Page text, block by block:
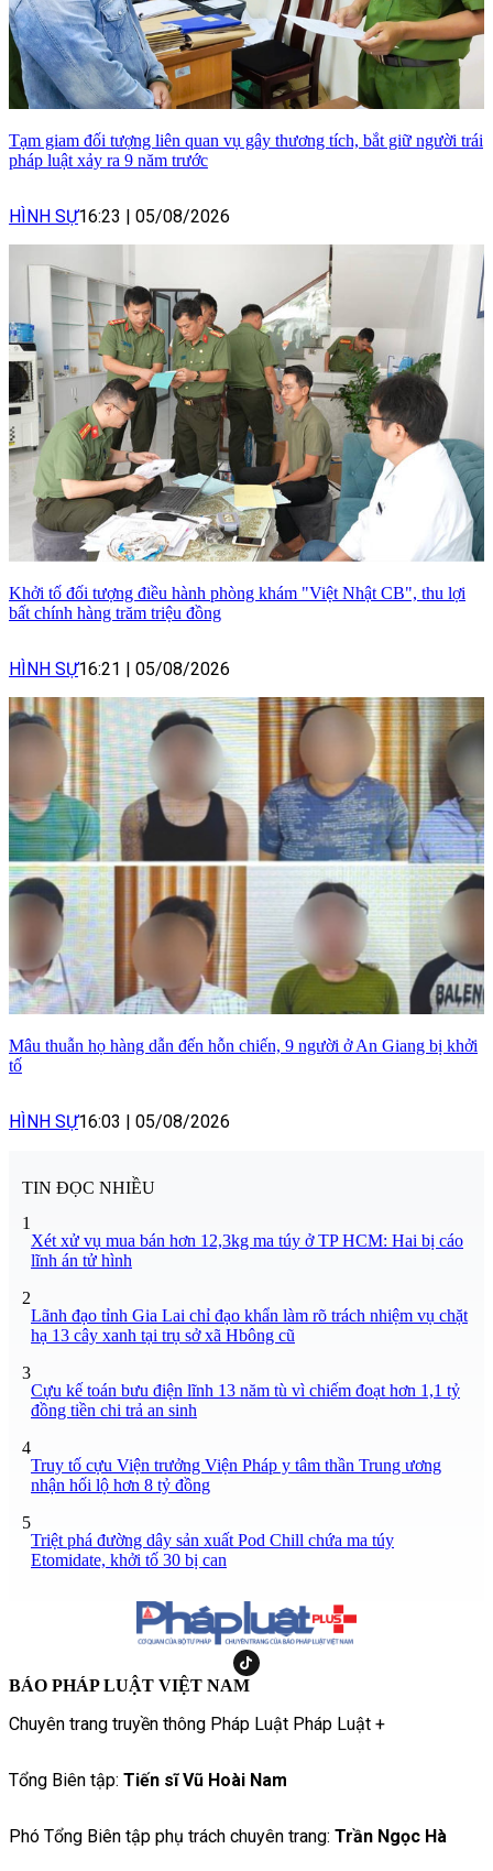
Tạm giam đối tượng liên quan vụ gây thương tích, bắt giữ người trái
pháp luật xảy ra 9 năm trước
HÌNH SỰ16:23 | 05/08/2026
Khởi tố đối tượng điều hành phòng khám "Việt Nhật CB", thu lợi
bất chính hàng trăm triệu đồng
HÌNH SỰ16:21 | 05/08/2026
Mâu thuẫn họ hàng dẫn đến hỗn chiến, 9 người ở An Giang bị khởi
tố
HÌNH SỰ16:03 | 05/08/2026
TIN ĐỌC NHIỀU
1
Xét xử vụ mua bán hơn 12,3kg ma túy ở TP HCM: Hai bị cáo
lĩnh án tử hình
2
Lãnh đạo tỉnh Gia Lai chỉ đạo khẩn làm rõ trách nhiệm vụ chặt
hạ 13 cây xanh tại trụ sở xã Hbông cũ
3
Cựu kế toán bưu điện lĩnh 13 năm tù vì chiếm đoạt hơn 1,1 tỷ
đồng tiền chi trả an sinh
4
Truy tố cựu Viện trưởng Viện Pháp y tâm thần Trung ương
nhận hối lộ hơn 8 tỷ đồng
5
Triệt phá đường dây sản xuất Pod Chill chứa ma túy
Etomidate, khởi tố 30 bị can
BÁO PHÁP LUẬT VIỆT NAM
Chuyên trang truyền thông Pháp Luật Pháp Luật +
Tổng Biên tập: Tiến sĩ Vũ Hoài Nam
Phó Tổng Biên tập phụ trách chuyên trang: Trần Ngọc Hà